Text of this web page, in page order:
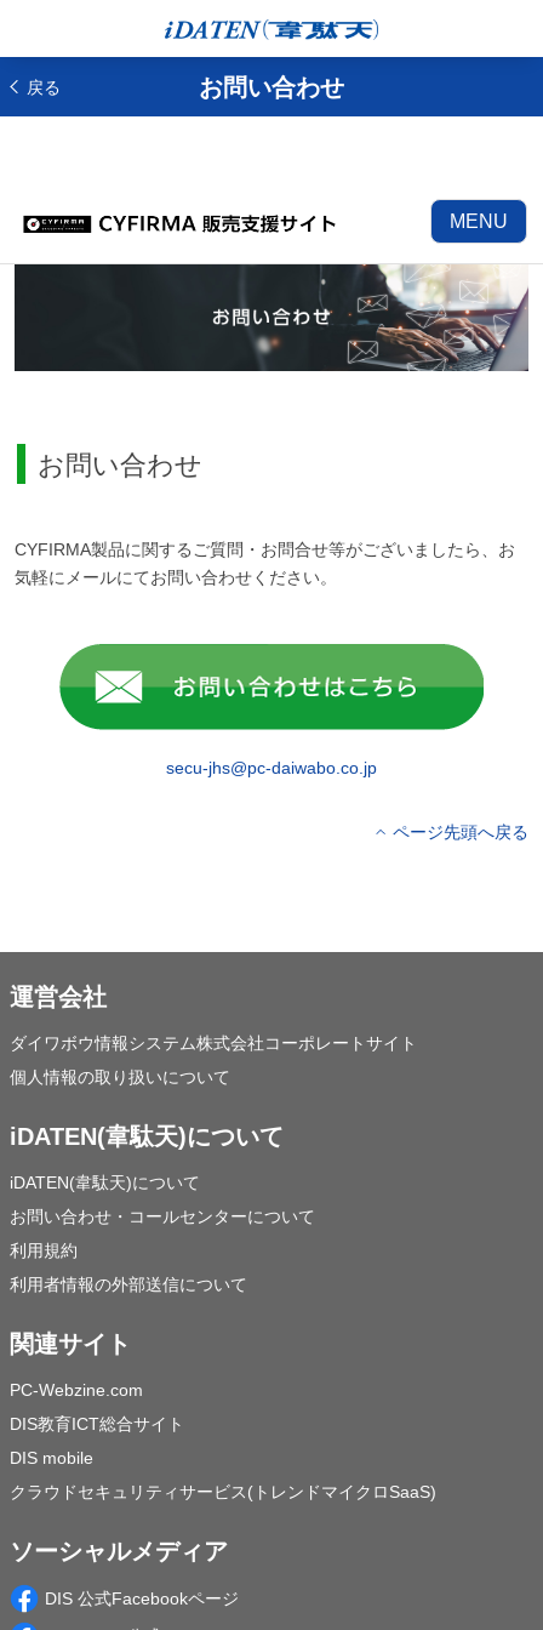
戻る お問い合わせ
MENU
お問い合わせ
CYFIRMA製品に関するご質問・お問合せ等がございましたら、お
気軽にメールにてお問い合わせください。
secu-jhs@pc-daiwabo.co.jp
ページ先頭へ戻る
運営会社
ダイワボウ情報システム株式会社コーポレートサイト
個人情報の取り扱いについて
iDATEN(韋駄天)について
iDATEN(韋駄天)について
お問い合わせ・コールセンターについて
利用規約
利用者情報の外部送信について
関連サイト
PC-Webzine.com
DIS教育ICT総合サイト
DIS mobile
クラウドセキュリティサービス(トレンドマイクロSaaS)
ソーシャルメディア
DIS 公式Facebookページ